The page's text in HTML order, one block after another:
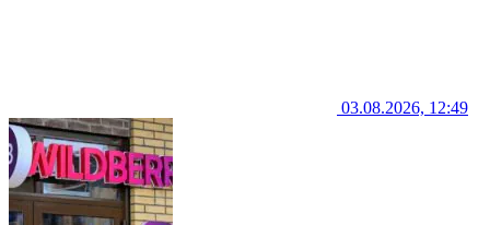
03.08.2026, 12:49